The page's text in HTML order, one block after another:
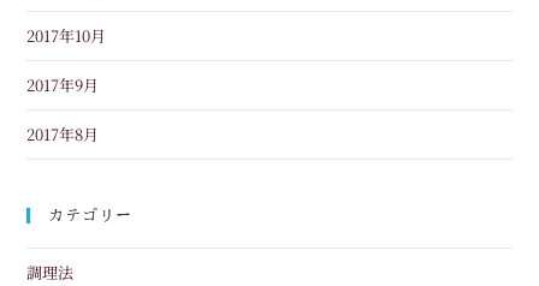
2017年10月
2017年9月
2017年8月
カテゴリー
調理法